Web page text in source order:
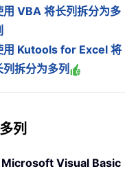
用 VBA 将长列拆分为多
用 Kutools for Excel 将
列拆分为多列
列
Microsoft Visual Basic